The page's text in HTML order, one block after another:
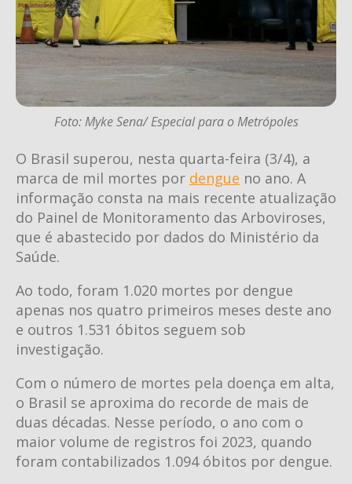
Foto: Myke Sena/ Especial para o Metrópoles
O Brasil superou, nesta quarta-feira (3/4), a
marca de mil mortes por dengue no ano. A
informação consta na mais recente atualização
do Painel de Monitoramento das Arboviroses,
que é abastecido por dados do Ministério da
Saúde.
Ao todo, foram 1.020 mortes por dengue
apenas nos quatro primeiros meses deste ano
e outros 1.531 óbitos seguem sob
investigação.
Com o número de mortes pela doença em alta,
o Brasil se aproxima do recorde de mais de
duas décadas. Nesse período, o ano com o
maior volume de registros foi 2023, quando
foram contabilizados 1.094 óbitos por dengue.